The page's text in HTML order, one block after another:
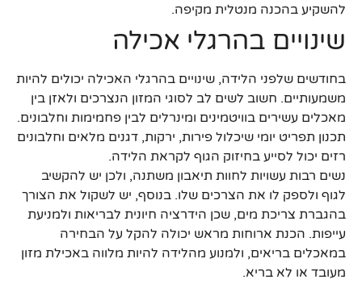
להשקיע בהכנה מנטלית מקיפה.
שינויים בהרגלי אכילה
בחודשים שלפני הלידה, שינויים בהרגלי האכילה יכולים להיות
משמעותיים. חשוב לשים לב לסוגי המזון הנצרכים ולאזן בין
מאכלים עשירים בוויטמינים ומינרלים לבין פחמימות וחלבונים.
תכנון תפריט יומי שיכלול פירות, ירקות, דגנים מלאים וחלבונים
רזים יכול לסייע בחיזוק הגוף לקראת הלידה.
נשים רבות עשויות לחוות תיאבון משתנה, ולכן יש להקשיב
לגוף ולספק לו את הצרכים שלו. בנוסף, יש לשקול את הצורך
בהגברת צריכת מים, שכן הידרציה חיונית לבריאות ולמניעת
עייפות. הכנת ארוחות מראש יכולה להקל על הבחירה
במאכלים בריאים, ולמנוע מהלידה להיות מלווה באכילת מזון
מעובד או לא בריא.